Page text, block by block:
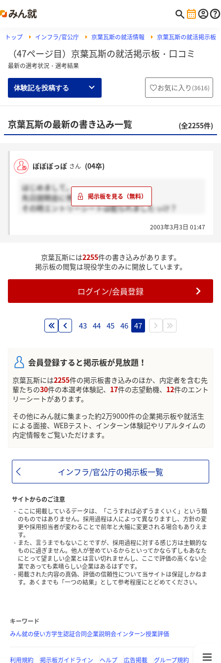
トップ インフラ/官公庁 京葉瓦斯の就活情報 京葉瓦斯の就活掲示板
（47ページ目）京葉瓦斯の就活掲示板・口コミ
最新の選考状況・選考結果
体験記を投稿する お気に入り (3616)
京葉瓦斯の最新の書き込み一覧 (全2255件)
ぽぽぽっぽ さん (04卒)
はじめまして。
先日説明会に参加したのですが、
その時エントリーシートは配られましたっけ？
エントリーシートが無くて震えているのですが。
2003年3月3日 01:47
京葉瓦斯には2255件の書き込みがあります。
掲示板の閲覧は現役学生のみに開放しています。
ログイン/会員登録
43 44 45 46 47
会員登録すると掲示板が見放題！
京葉瓦斯には2255件の掲示板書き込みのほか、内定者を含む先
輩たちの30件の本選考体験記、 17件の志望動機、 12件のエント
リーシートがあります。
その他にみん就に集まった約2万9000件の企業掲示板や就活生
による面接、WEBテスト、インターン体験記やリアルタイムの
内定情報をご覧いただけます。
インフラ/官公庁の掲示板一覧
サイトからのご注意
ここに掲載しているデータは、「こうすれば必ずうまくいく」という類
のものではありません。採用過程は人によって異なりますし、方針の変
更や採用担当者が変わることで前年と大幅に変更される場合もありえま
す。
また、言うまでもないことですが、採用過程に対する感じ方は主観的な
ものに過ぎません。他人が誉めているからといってかならずしもあなた
にとって望ましい企業とは言い切れませんし、ここで評価の高くない企
業であっても素晴らしい企業はあるはずです。
掲載された内容の真偽、評価の信頼性について当サイトは保証しかねま
す。あくまでも「一つの結果」として参考程度にとどめてください。
キーワード
みん就の使い方学生認証合同企業説明会インターン授業評価
利用規約 掲示板ガイドライン ヘルプ 広告掲載 グループ規約